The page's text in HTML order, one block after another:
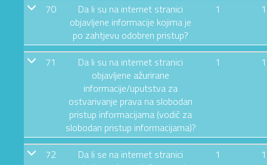
70
Da li su na internet stranici
objavljene informacije kojima je
po zahtjevu odobren pristup?
1 1
71
Da li su na internet stranici
objavljene ažurirane
informacije/uputstva za
ostvarivanje prava na slobodan
pristup informacijama (vodič za
slobodan pristup informacijama)?
1 1
72
Da li se na internet stranici
1 1